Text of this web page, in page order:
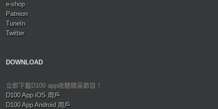
e-shop
Patreon
TuneIn
Twitter
DOWNLOAD
立即下載D100 app收聽精采節目！
D100 App iOS 用戶
D100 App Android 用戶